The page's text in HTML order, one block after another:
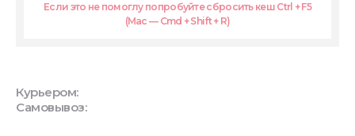
Если это не помоглу попробуйте сбросить кеш Ctrl + F5
(Mac — Cmd + Shift + R)
Курьером:
Самовывоз: